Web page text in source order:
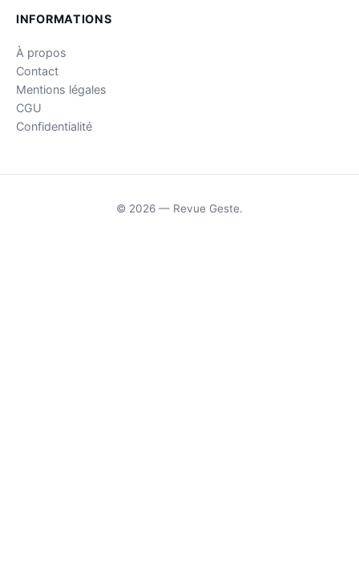
INFORMATIONS
À propos
Contact
Mentions légales
CGU
Confidentialité
© 2026 — Revue Geste.